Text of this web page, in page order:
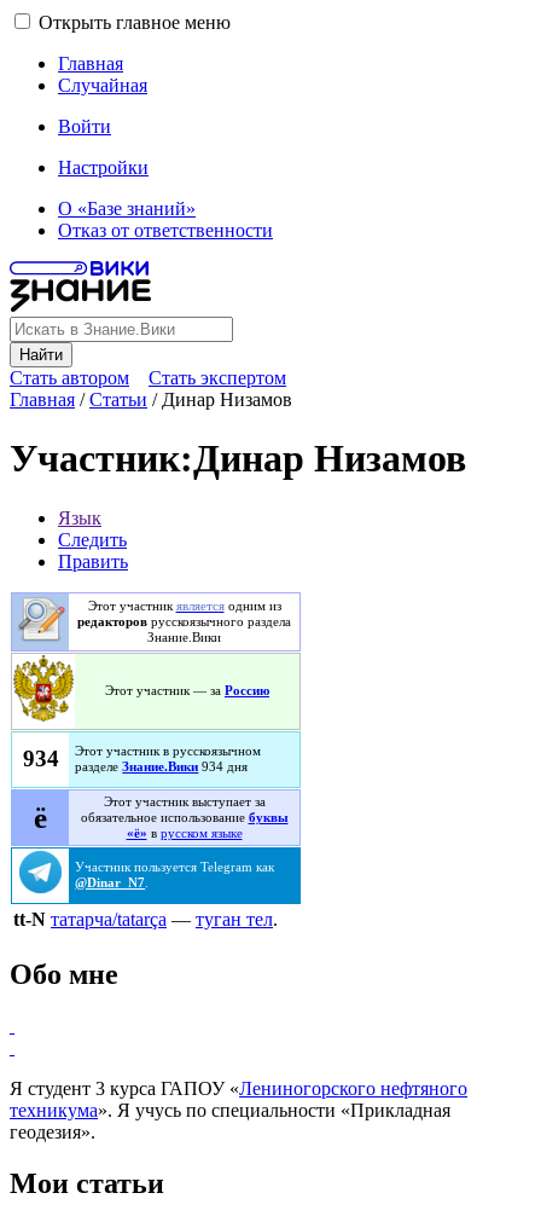
Открыть главное меню
Главная
Случайная
Войти
Настройки
О «Базе знаний»
Отказ от ответственности
Найти
Стать автором
Стать экспертом
Главная /Статьи / Динар Низамов
Участник:Динар Низамов
Язык
Следить
Править
Этот участник являетсяодним из
редакторов русскоязычного раздела
Знание.Вики
Этот участник — за Россию
934
Этот участник в русскоязычном
разделеЗнание.Вики 934 дня
ё Этот участник выступает за
обязательное использование буквы
«ё» в русском языке
Участник пользуетсяTelegram как
@Dinar_N7
tt-N татарча/tatarça — туган тел.
Обо мне
Я студент 3 курса ГАПОУ «Лениногорского нефтяного
техникума». Я учусь по специальности «Прикладная
геодезия».
Мои статьи